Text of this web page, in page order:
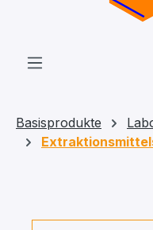
Basisprodukte